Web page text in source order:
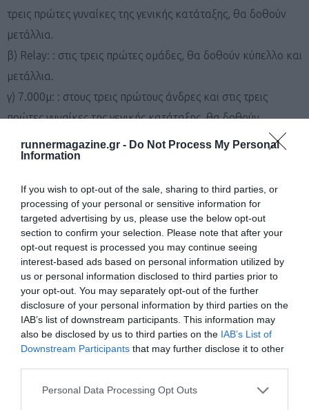
runnermagazine.gr - Do Not Process My Personal
Information
If you wish to opt-out of the sale, sharing to third parties, or
processing of your personal or sensitive information for
targeted advertising by us, please use the below opt-out
section to confirm your selection. Please note that after your
opt-out request is processed you may continue seeing
interest-based ads based on personal information utilized by
us or personal information disclosed to third parties prior to
your opt-out. You may separately opt-out of the further
disclosure of your personal information by third parties on the
IAB’s list of downstream participants. This information may
also be disclosed by us to third parties on the IAB’s List of
Downstream Participants that may further disclose it to other
Personal Data Processing Opt Outs
τρεις πρώτες γυναίκες της γενικής κατάταξης, θα δοθούν
μετάλλια.
β) Relay: : στις τρεις πρώτες ομάδες, θα δοθούν κύπελλο και
μετάλλια.
γ) 7.000μ: : στους τρεις πρώτους άνδρες και στις τρεις
πρώτες γυναίκες της γενικής κατάταξης, θα δοθούν
Οι κατηγορίες θα αναφέρονται μεν ξεχωριστά στα επίσημα
ΠΟΙΝΕΣ:
Η μοναδική ποινή που επιβάλλεται σε όλα τα παραπτώματα
& παραβιάσεις κανονισμού, είναι ο αποκλεισμός/αποβολή
και επιβάλλεται σε: α) κόψιμο διαδρομής (shortcut) β)
ανάρμοστη συμπεριφορά προς το προσωπικό τη
διοργάνωσης ή τους συναθλητές, γ) απώλεια αριθμού
αθλητή.
ΕΝΗΜΕΡΩΣΗ:
Η μόνη επίσημη ενημέρωση για οτιδήποτε αφορά τη